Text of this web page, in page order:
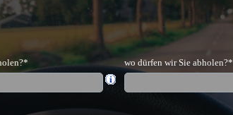
wo dürfen wir Sie abholen?*